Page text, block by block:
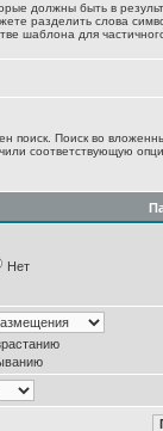
должны быть в
разделить слова
шаблона для
поиск. Поиск во
соответствующую
Нет